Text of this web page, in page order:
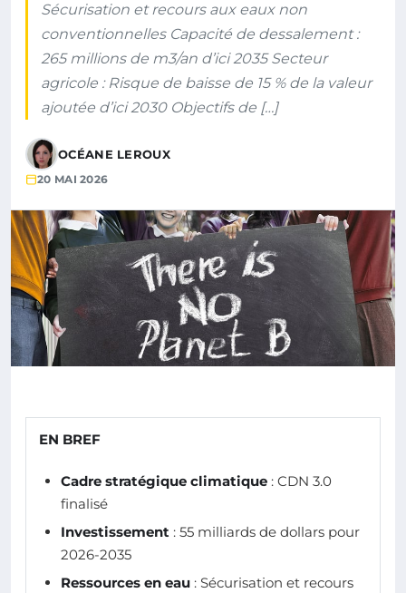
Sécurisation et recours aux eaux non
conventionnelles Capacité de dessalement :
265 millions de m3/an d’ici 2035 Secteur
agricole : Risque de baisse de 15 % de la valeur
ajoutée d’ici 2030 Objectifs de […]
OCÉANE LEROUX
20 MAI 2026
EN BREF
Cadre stratégique climatique : CDN 3.0
finalisé
Investissement : 55 milliards de dollars pour
2026-2035
Ressources en eau : Sécurisation et recours